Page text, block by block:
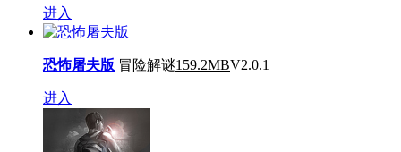
进入
恐怖屠夫版 冒险解谜159.2MBV2.0.1
进入